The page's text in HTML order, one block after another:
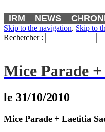
IRM NEWS
Skip to the navigation. Skip to
Rechercher :
Mice Parade
le 31/10/2010
Mice Parade + Laetitia